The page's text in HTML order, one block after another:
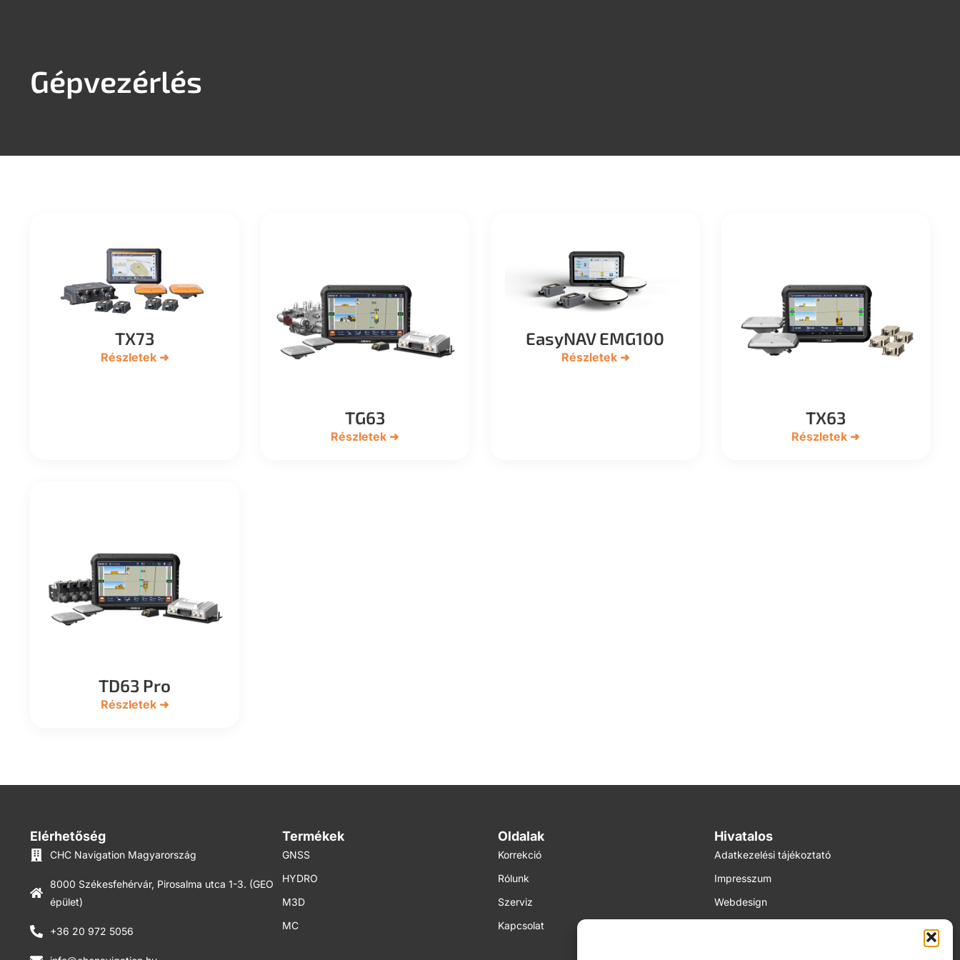
Gépvezérlés
TX73
Részletek ➜
TG63
Részletek ➜
EasyNAV EMG100
Részletek ➜
TX63
Részletek ➜
TD63 Pro
Részletek ➜
Elérhetőség
CHC Navigation Magyarország
8000 Székesfehérvár, Pirosalma utca 1-3. (GEO
épület)
+36 20 972 5056
Termékek
GNSS
HYDRO
M3D
MC
Oldalak
Korrekció
Rólunk
Szerviz
Kapcsolat
Hivatalos
Adatkezelési tájékoztató
Impresszum
Webdesign